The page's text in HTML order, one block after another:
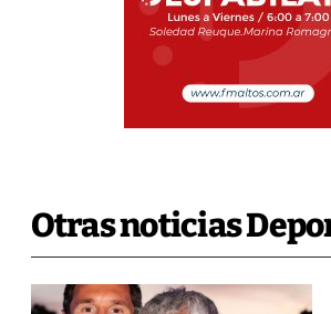
Otras noticias